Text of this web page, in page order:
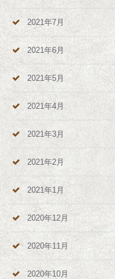
2021年7月
2021年6月
2021年5月
2021年4月
2021年3月
2021年2月
2021年1月
2020年12月
2020年11月
2020年10月